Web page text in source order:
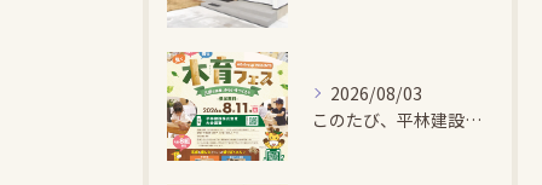
2026/08/03
このたび、平林建設では、お子さまが木とふれあい・木について学...